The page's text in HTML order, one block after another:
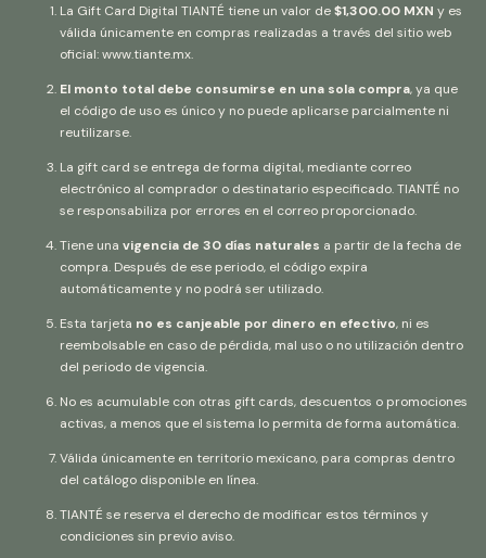
La Gift Card Digital TIANTÉ tiene un valor de$1,300.00 MXN y es
válida únicamente en compras realizadas a través del sitio web
oficial:www.tiante.mx.
El monto total debe consumirse en una sola compra, ya que
el código de uso es único y no puede aplicarse parcialmente ni
reutilizarse.
La gift card se entrega de forma digital, mediante correo
electrónico al comprador o destinatario especificado. TIANTÉ no
se responsabiliza por errores en el correo proporcionado.
Tiene una vigencia de 30 días naturales a partir de la fecha de
compra. Después de ese periodo, el código expira
automáticamente y no podrá ser utilizado.
Esta tarjeta no es canjeable por dinero en efectivo, ni es
reembolsable en caso de pérdida, mal uso o no utilización dentro
del periodo de vigencia.
No es acumulable con otras gift cards, descuentos o promociones
activas, a menos que el sistema lo permita de forma automática.
Válida únicamente en territorio mexicano, para compras dentro
del catálogo disponible en línea.
TIANTÉ se reserva el derecho de modificar estos términos y
condiciones sin previo aviso.